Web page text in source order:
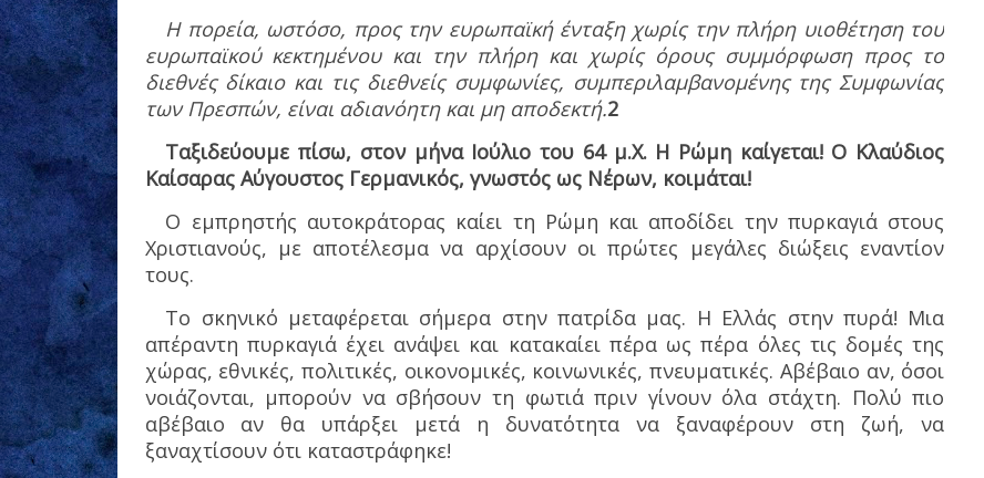
Η πορεία, ωστόσο, προς την ευρωπαϊκή ένταξη χωρίς την πλήρη υιοθέτηση του
ευρωπαϊκού κεκτημένου και την πλήρη και χωρίς όρους συμμόρφωση προς το
διεθνές δίκαιο και τις διεθνείς συμφωνίες, συμπεριλαμβανομένης της Συμφωνίας
των Πρεσπών, είναι αδιανόητη και μη αποδεκτή.2
Ταξιδεύουμε πίσω, στον μήνα Ιούλιο του 64 μ.Χ. Η Ρώμη καίγεται! Ο Κλαύδιος
Καίσαρας Αύγουστος Γερμανικός, γνωστός ως Νέρων, κοιμάται!
Ο εμπρηστής αυτοκράτορας καίει τη Ρώμη και αποδίδει την πυρκαγιά στους
Χριστιανούς, με αποτέλεσμα να αρχίσουν οι πρώτες μεγάλες διώξεις εναντίον
τους.
Το σκηνικό μεταφέρεται σήμερα στην πατρίδα μας. Η Ελλάς στην πυρά! Μια
απέραντη πυρκαγιά έχει ανάψει και κατακαίει πέρα ως πέρα όλες τις δομές της
χώρας, εθνικές, πολιτικές, οικονομικές, κοινωνικές, πνευματικές. Αβέβαιο αν, όσοι
νοιάζονται, μπορούν να σβήσουν τη φωτιά πριν γίνουν όλα στάχτη. Πολύ πιο
αβέβαιο αν θα υπάρξει μετά η δυνατότητα να ξαναφέρουν στη ζωή, να
ξαναχτίσουν ότι καταστράφηκε!